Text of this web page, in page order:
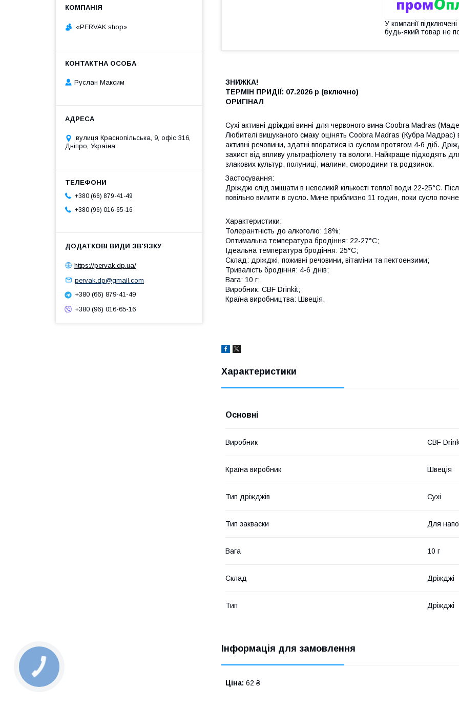
У компанії
будь-який товар не
ЗНИЖКА!
ТЕРМІН ПРИДІЇ: 07.2026 р (включно)
ОРИГІНАЛ
Сухі активні дріжджі винні для червоного вина Coobra Madras
Любителі вишуканого смаку оцінять Coobra Madras (Кубра Мадрас)
активні речовини, здатні впоратися із суслом протягом 4-6 діб.
захист від впливу ультрафіолету та вологи. Найкраще підходять
злакових культур, полуниці, малини, смородини та родзинок.
Застосування:
Дріжджі слід змішати в невеликій кількості теплої води 22-25°C.
повільно вилити в сусло. Мине приблизно 11 годин, поки сусло
Характеристики:
Толерантність до алкоголю: 18%;
Оптимальна температура бродіння: 22-27°C;
Ідеальна температура бродіння: 25°C;
Склад: дріжджі, поживні речовини, вітаміни та пектоензими;
Тривалість бродіння: 4-6 днів;
Вага: 10 г;
Виробник: CBF Drinkit;
Країна виробництва: Швеція.
Характеристики
Основні
Виробник CBF
Країна виробник Швеція
Тип дріжджів Сухі
Тип закваски Для
Вага 10 г
Склад Дріжджі
Тип Дріжджі
Інформація для замовлення
Ціна: 62 ₴
«PERVAK shop»
Руслан Максим
вулиця Краснопільська, 9, офіс 316,
Дніпро, Україна
+380 (66) 879-41-49
+380 (96) 016-65-16
https://pervak.dp.ua/
pervak.dp@gmail.com
+380 (66) 879-41-49
+380 (96) 016-65-16
КНОПКА
ЗВ'ЯЗКУ